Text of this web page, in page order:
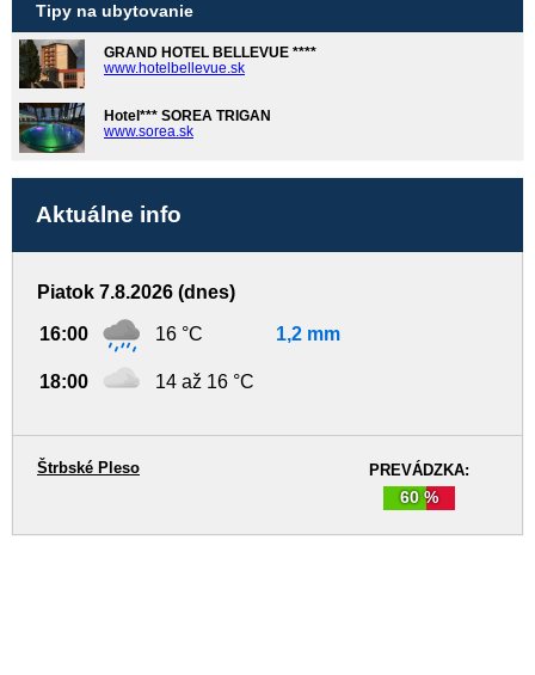
Tipy na ubytovanie
GRAND HOTEL BELLEVUE ****
www.hotelbellevue.sk
Hotel*** SOREA TRIGAN
www.sorea.sk
Aktuálne info
Piatok 7.8.2026 (dnes)
16:00 16 °C 1,2 mm
18:00 14 až 16 °C
PREVÁDZKA:
60 %
Štrbské Pleso